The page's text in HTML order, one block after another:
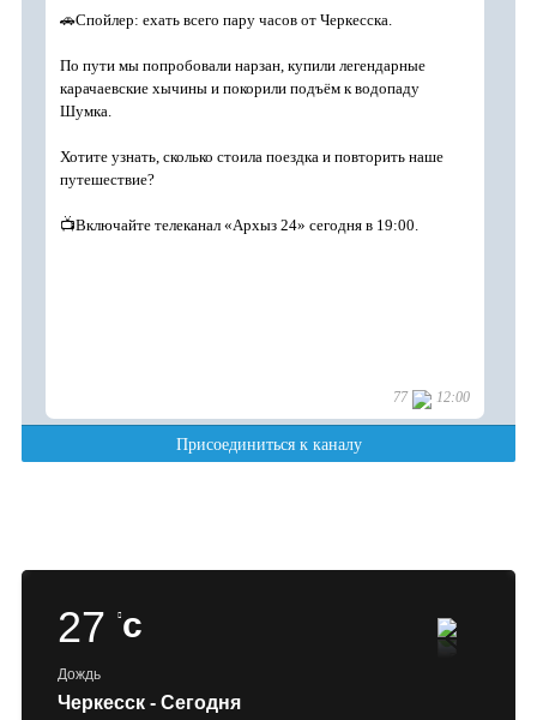
27 c
Дождь
Черкесск - Сегодня